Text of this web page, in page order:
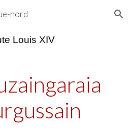
Skip to navigation
nord
Louis XIV